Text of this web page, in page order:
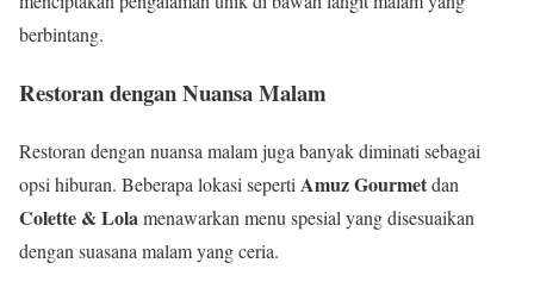
berbintang.
Restoran dengan Nuansa Malam
Restoran dengan nuansa malam juga banyak diminati sebagai
opsi hiburan. Beberapa lokasi seperti Amuz Gourmetdan
Colette & Lolamenawarkan menu spesial yang disesuaikan
dengan suasana malam yang ceria.